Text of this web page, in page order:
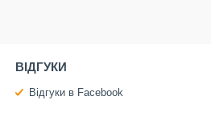
ВІДГУКИ
Відгуки в Facebook